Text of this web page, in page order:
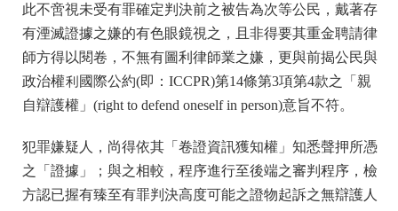
此不啻視未受有罪確定判決前之被告為次等公民，戴著存
有湮滅證據之嫌的有色眼鏡視之，且非得要其重金聘請律
師方得以閱卷，不無有圖利律師業之嫌，更與前揭公民與
政治權利國際公約(即：ICCPR)第14條第3項第4款之「親
自辯護權」(right to defend oneself in person)意旨不符。
犯罪嫌疑人，尚得依其「卷證資訊獲知權」知悉聲押所憑
之「證據」；與之相較，程序進行至後端之審判程序，檢
方認已握有臻至有罪判決高度可能之證物起訴之無辯護人